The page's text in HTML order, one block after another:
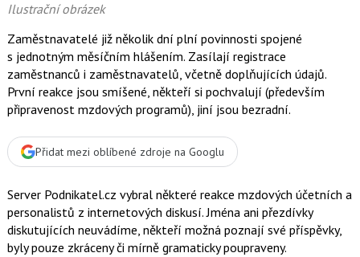
Ilustrační obrázek
Zaměstnavatelé již několik dní plní povinnosti spojené
s jednotným měsíčním hlášením. Zasílají registrace
zaměstnanců i zaměstnavatelů, včetně doplňujících údajů.
První reakce jsou smíšené, někteří si pochvalují (především
připravenost mzdových programů), jiní jsou bezradní.
Přidat mezi oblíbené zdroje na Googlu
Server Podnikatel.cz vybral některé reakce mzdových účetních a
personalistů z internetových diskusí. Jména ani přezdívky
diskutujících neuvádíme, někteří možná poznají své příspěvky,
byly pouze zkráceny či mírně gramaticky poupraveny.